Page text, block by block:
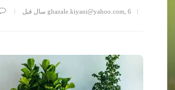
ghazale.kiyani@yahoo.com, 6 سال قبل